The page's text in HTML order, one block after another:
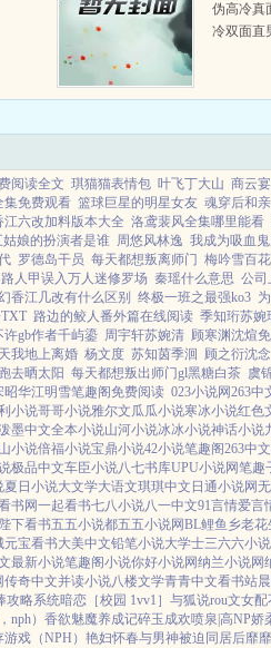
伪高冷真
冷双面直
的他只觉
阅读全文 琪猫猫表情包 叶飞丁大山 商云
集免费观看 篮球巨星的明星女友 魂穿后和
江六改加料版本大全 洛鸢裴风全集哪里能看
姑娘的扮演者是谁 周悠风林逸 我成为吸血
罗德岛干员 每天都想叛离师门 梅吟雪百
人甲误入万人迷修罗场 秦瑶什么意思 公司
香江几改有什么区别 终极一班之最强ko3
路边的鲛人番外篇在线阅读 季知珩苏婉
许gb作者千屿鎏 周宇轩苏婉清 顾寒渊沈煊
我地上离婚 杨文度 苏知茵季洄 顾之衍沈念
去晒太阳 每天都想叛出师门gl黑糖白茶 虞
昭华江明雪笔趣阁免费阅读 023小说网263中
小说哥哥小说雅尔文瓜瓜小说寒冰小说红色
墨中文全本小说山河小说冰冰小说神话小说
小说倍福小说宝鼎小说42小说笔趣阁263中文
极品中文车臣小说八七书库UPU小说网笔趣
夏日小说大文学大语文琪琪中文 日通小说网
书网一起看书七八小说八一中文91言情爱言
陛下看书五五小说都五五小说网BL鲤鱼乡老花
元宝看书大美中文铅笔小说大学士三六六小
最新小说笔趣阁小说你好小说网纳兰小说网
传奇中文并读小说八楼文学青青中文看书站
攻略系统暗恋［校园 1vv1］ 与狐说rou文女
nph） 香欲魅魔养成记碎玉成欢喷泉|高NP娇
戏（NPH） 艳妇怀春与男神被迫同居后靡